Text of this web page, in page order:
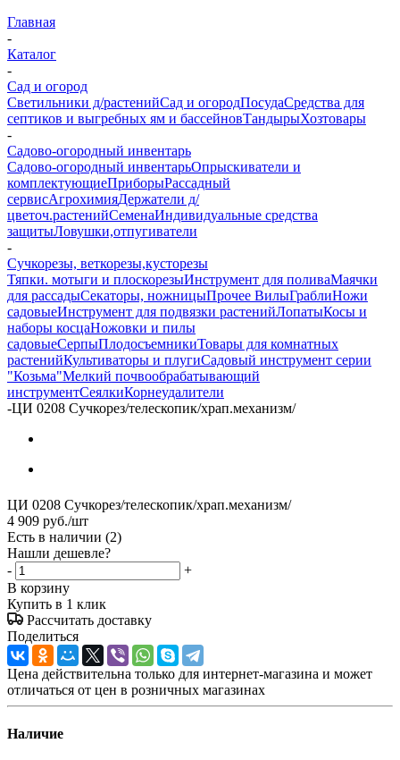
Главная
-
Каталог
-
Сад и огород
Светильники д/растенийСад и огородПосудаСредства для
септиков и выгребных ям и бассейновТандырыХозтовары
-
Садово-огородный инвентарь
Садово-огородный инвентарьОпрыскиватели и
комплектующиеПриборыРассадный
сервисАгрохимияДержатели д/
цветоч.растенийСеменаИндивидуальные средства
защитыЛовушки,отпугиватели
-
Сучкорезы, веткорезы,кусторезы
Тяпки. мотыги и плоскорезыИнструмент для поливаМаячки
для рассадыСекаторы, ножницыПрочее ВилыГраблиНожи
садовыеИнструмент для подвязки растенийЛопатыКосы и
наборы косцаНожовки и пилы
садовыеСерпыПлодосъемникиТовары для комнатных
растенийКультиваторы и плугиСадовый инструмент серии
"Козьма"Мелкий почвообрабатывающий
инструментСеялкиКорнеудалители
-ЦИ 0208 Сучкорез/телескопик/храп.механизм/
ЦИ 0208 Сучкорез/телескопик/храп.механизм/
4 909 руб./шт
Есть в наличии (2)
Нашли дешевле?
-
+
В корзину
Купить в 1 клик
Рассчитать доставку
Поделиться
Цена действительна только для интернет-магазина и может
отличаться от цен в розничных магазинах
Наличие